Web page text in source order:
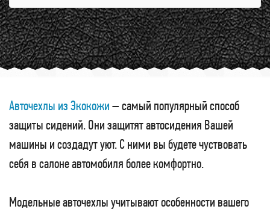
Авточехлы из Экокожи– самый популярный способ
защиты сидений. Они защитят автосидения Вашей
машины и создадут уют. С ними вы будете чуствовать
себя в салоне автомобиля более комфортно.
Модельные авточехлы учитывают особенности вашего